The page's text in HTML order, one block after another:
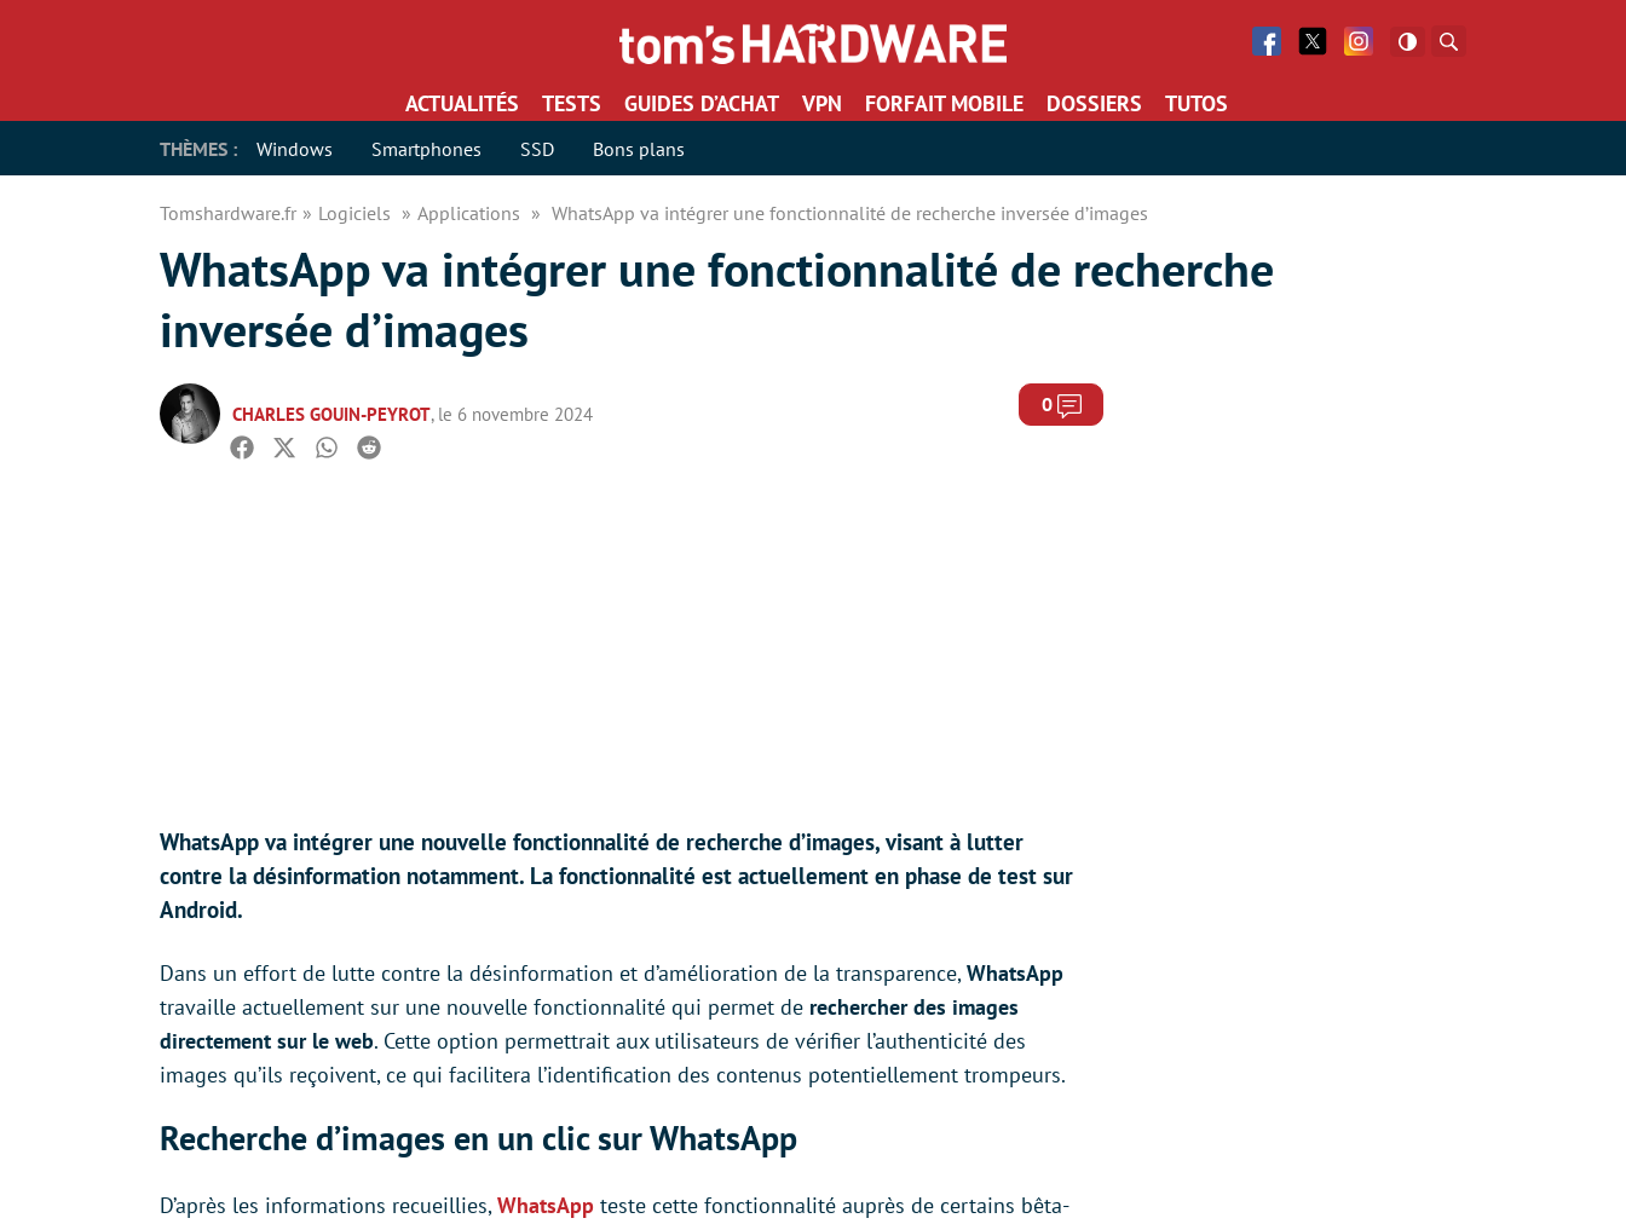
Facebook
Twitter Facebook
ACTUALITÉS TESTS GUIDES D’ACHAT VPN FORFAIT MOBILE DOSSIERS TUTOS
THÈMES : Windows Smartphones SSD Bons plans
Tomshardware.fr Logiciels Applications WhatsApp va intégrer une fonctionnalité de recherche inversée d’images
WhatsApp va intégrer une fonctionnalité de recherche
inversée d’images
CHARLES GOUIN-PEYROT, le 6 novembre 2024 0 Commentaires
Facebook
TwitterWhatsapp
Reddit
WhatsApp va intégrer une nouvelle fonctionnalité de recherche d’images, visant à lutter
contre la désinformation notamment. La fonctionnalité est actuellement en phase de test sur
Android.
Dans un effort de lutte contre la désinformation et d’amélioration de la transparence,WhatsApp
travaille actuellement sur une nouvelle fonctionnalité qui permet de rechercher des images
directement sur le web. Cette option permettrait aux utilisateurs de vérifier l’authenticité des
images qu’ils reçoivent, ce qui facilitera l’identification des contenus potentiellement trompeurs.
Recherche d’images en un clic sur WhatsApp
D’après les informations recueillies,WhatsApp teste cette fonctionnalité auprès de certains bêta-